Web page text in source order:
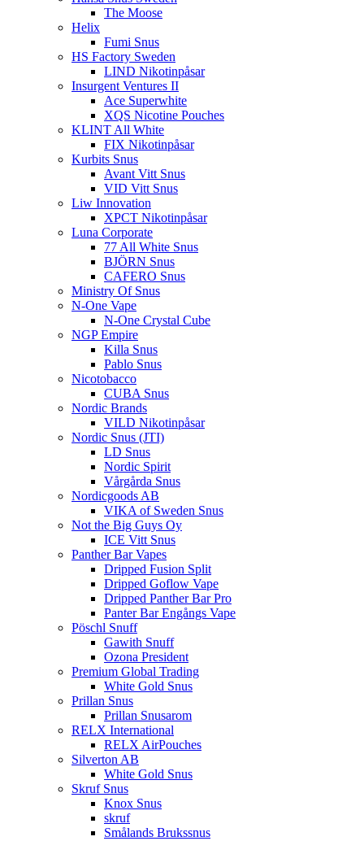
The Moose
Helix
Fumi Snus
HS Factory Sweden
LIND Nikotinpåsar
Insurgent Ventures II
Ace Superwhite
XQS Nicotine Pouches
KLINT All White
FIX Nikotinpåsar
Kurbits Snus
Avant Vitt Snus
VID Vitt Snus
Liw Innovation
XPCT Nikotinpåsar
Luna Corporate
77 All White Snus
BJÖRN Snus
CAFERO Snus
Ministry Of Snus
N-One Vape
N-One Crystal Cube
NGP Empire
Killa Snus
Pablo Snus
Nicotobacco
CUBA Snus
Nordic Brands
VILD Nikotinpåsar
Nordic Snus (JTI)
LD Snus
Nordic Spirit
Vårgårda Snus
Nordicgoods AB
VIKA of Sweden Snus
Not the Big Guys Oy
ICE Vitt Snus
Panther Bar Vapes
Dripped Fusion Split
Dripped Goflow Vape
Dripped Panther Bar Pro
Panter Bar Engångs Vape
Pöschl Snuff
Gawith Snuff
Ozona President
Premium Global Trading
White Gold Snus
Prillan Snus
Prillan Snusarom
RELX International
RELX AirPouches
Silverton AB
White Gold Snus
Skruf Snus
Knox Snus
skruf
Smålands Brukssnus